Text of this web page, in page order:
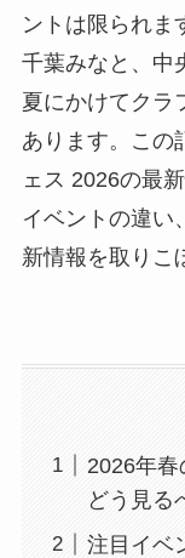
ントは限られま
千葉みなと、中
夏にかけてクラ
あります。この
ェス 2026の最
イベントの違い
新情報を取りこ
2026年
どう見る
注目イベ